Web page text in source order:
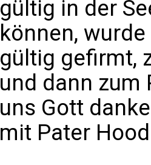
gültig in der
können,
gültig gefirmt,
und dann zum
uns Gott
mit Pater